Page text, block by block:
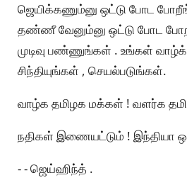
ஜெயிக்கணும்னு ஒட்டு போட
தண்ணீ வேனும்னு ஒட்டு போட
முடிவு பண்ணுங்கள் . உங்கள்
சிந்தியுங்கள் , செயல்படுங்கள்.
வாழ்க தமிழக மக்கள் ! வளர்க
நதிகள் இணையட்டும் ! இந்தியா
- - ஜெய்ஹிந்த் .